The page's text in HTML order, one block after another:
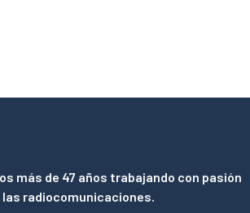
más de 47 años trabajando con pasión
las radiocomunicaciones.